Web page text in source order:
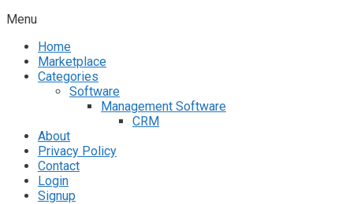
Menu
Home
Marketplace
Categories
Software
Management Software
CRM
About
Privacy Policy
Contact
Login
Signup